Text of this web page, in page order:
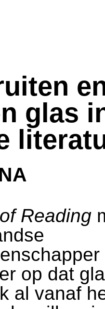
glas
Reading
op dat
al vanaf